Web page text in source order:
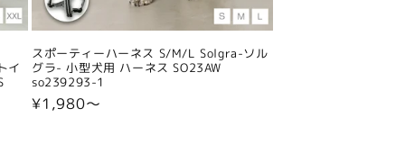
イ
スポーティーハーネス S/M/L Solgra-ソル
グラ- 小型犬用 ハーネス SO23AW
so239293-1
通
¥1,980〜